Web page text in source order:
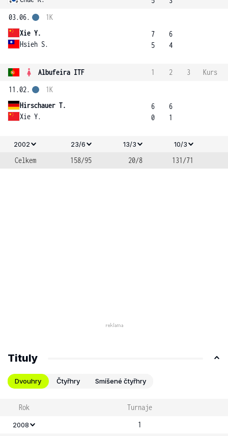
03.06.
Xie Y.
Hsieh S.
1K
7
5
6
4
Albufeira ITF 1 2 3
Kurs
11.02.
Hirschauer T.
Xie Y.
1K
6
0
6
1
2002 23/6 13/3 10/3
Celkem 158/95 20/8 131/71
Tituly
Dvouhry Čtyřhry Smíšené čtyřhry
Rok Turnaje
2008 1